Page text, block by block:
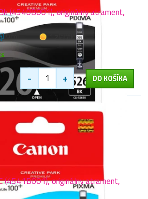
(4540B001), originálny atrament,
9 ml
- + DO KOŠÍKA
(4541B001), originálny atrament,